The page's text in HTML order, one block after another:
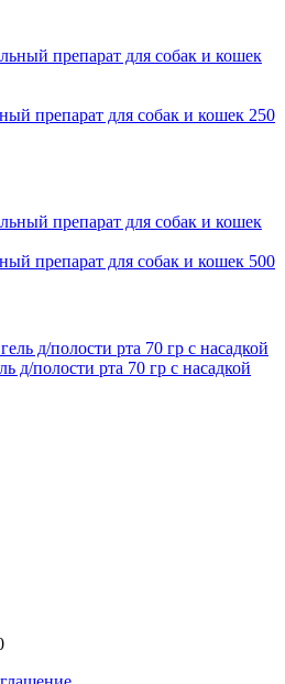
препарат для собак и кошек 250
препарат для собак и кошек 500
д/полости рта 70 гр с насадкой